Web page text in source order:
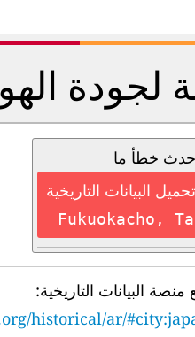
لجودة
حدث خطأ ما
البيانات التاريخية
Fukuokacho,
البيانات التاريخية:
historical/ar/